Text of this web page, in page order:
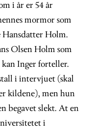
i år er 54 år
mormor som
Holm.
Olsen Holm som
kan Inger forteller.
i intervjuet (skal
kildene), men hun
begavet slekt. At en
i